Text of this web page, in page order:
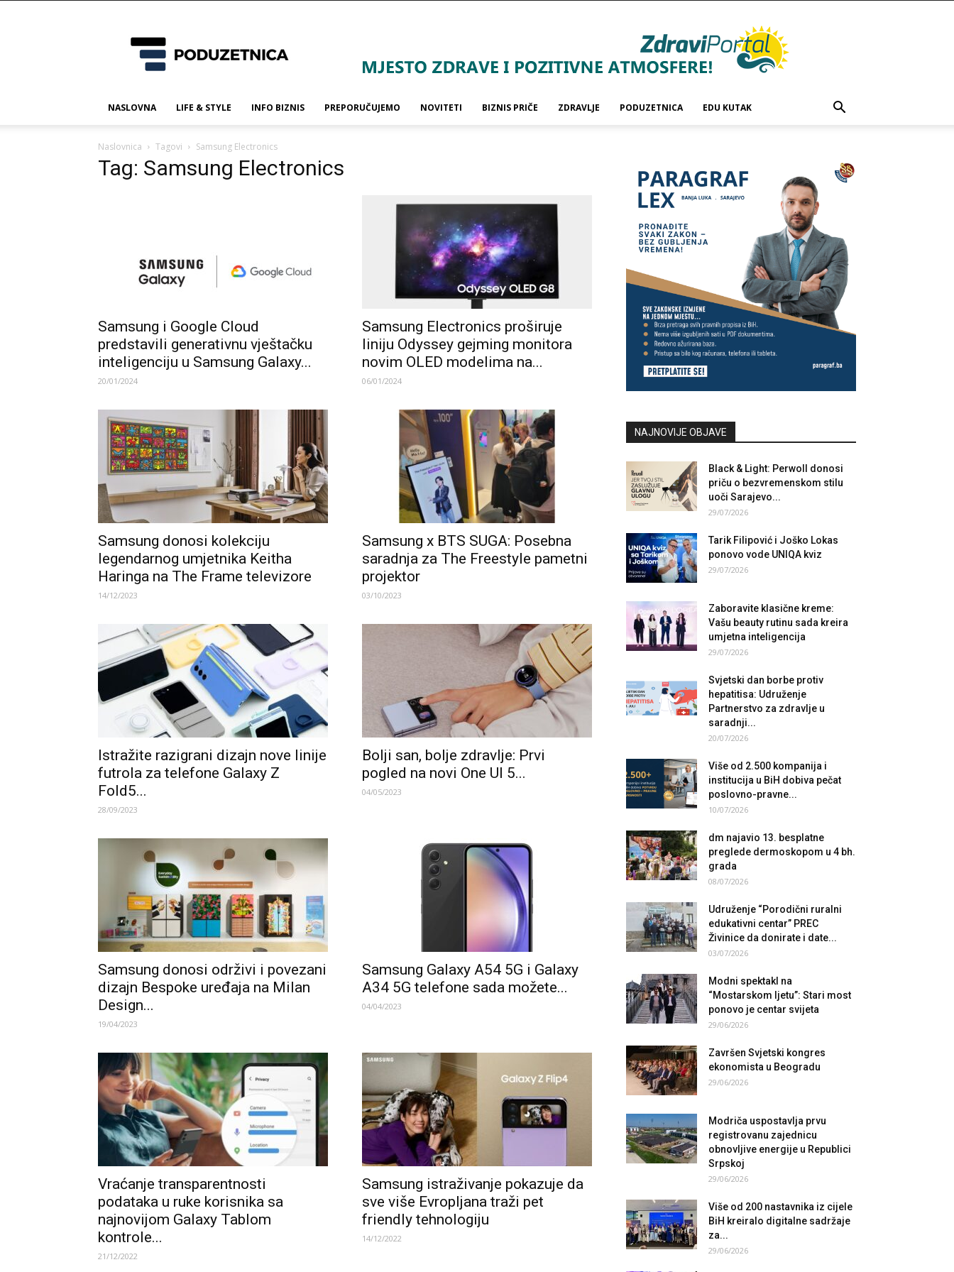
NASLOVNA LIFE & STYLE INFO BIZNIS PREPORUČUJEMO NOVITETI BIZNIS PRIČE ZDRAVLJE PODUZETNICA EDU KUTAK
Naslovnica Tagovi Samsung Electronics
Tag: Samsung Electronics
Samsung i Google Cloud
predstavili generativnu vještačku
inteligenciju u Samsung Galaxy...
20/01/2024
Samsung Electronics proširuje
liniju Odyssey gejming monitora
novim OLED modelima na...
06/01/2024
Samsung donosi kolekciju
legendarnog umjetnika Keitha
Haringa na The Frame televizore
14/12/2023
Samsung x BTS SUGA: Posebna
saradnja za The Freestyle pametni
projektor
03/10/2023
Istražite razigrani dizajn nove linije
futrola za telefone Galaxy Z
Fold5...
28/09/2023
Bolji san, bolje zdravlje: Prvi
pogled na novi One UI 5...
04/05/2023
Samsung donosi održivi i povezani
dizajn Bespoke uređaja na Milan
Design...
19/04/2023
Samsung Galaxy A54 5G i Galaxy
A34 5G telefone sada možete...
04/04/2023
Vraćanje transparentnosti
podataka u ruke korisnika sa
najnovijom Galaxy Tablom
kontrole...
21/12/2022
Samsung istraživanje pokazuje da
sve više Evropljana traži pet
friendly tehnologiju
14/12/2022
NAJNOVIJE OBJAVE
Black & Light: Perwoll donosi
priču o bezvremenskom stilu
uoči Sarajevo...
29/07/2026
Tarik Filipović i Joško Lokas
ponovo vode UNIQA kviz
29/07/2026
Zaboravite klasične kreme:
Vašu beauty rutinu sada kreira
umjetna inteligencija
29/07/2026
Svjetski dan borbe protiv
hepatitisa: Udruženje
Partnerstvo za zdravlje u
saradnji...
20/07/2026
Više od 2.500 kompanija i
institucija u BiH dobiva pečat
poslovno-pravne...
10/07/2026
dm najavio 13. besplatne
preglede dermoskopom u 4 bh.
grada
08/07/2026
Udruženje “Porodični ruralni
edukativni centar” PREC
Živinice da donirate i date...
03/07/2026
Modni spektakl na
“Mostarskom ljetu”: Stari most
ponovo je centar svijeta
29/06/2026
Završen Svjetski kongres
ekonomista u Beogradu
29/06/2026
Modriča uspostavlja prvu
registrovanu zajednicu
obnovljive energije u Republici
Srpskoj
29/06/2026
Više od 200 nastavnika iz cijele
BiH kreiralo digitalne sadržaje
za...
29/06/2026